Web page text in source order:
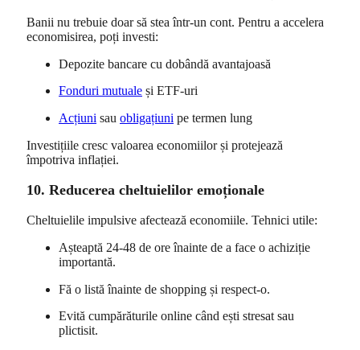
Banii nu trebuie doar să stea într-un cont. Pentru a accelera
economisirea, poți investi:
Depozite bancare cu dobândă avantajoasă
Fonduri mutuale și ETF-uri
Acțiuni sau obligațiuni pe termen lung
Investițiile cresc valoarea economiilor și protejează
împotriva inflației.
10. Reducerea cheltuielilor emoționale
Cheltuielile impulsive afectează economiile. Tehnici utile:
Așteaptă 24-48 de ore înainte de a face o achiziție
importantă.
Fă o listă înainte de shopping și respect-o.
Evită cumpărăturile online când ești stresat sau
plictisit.